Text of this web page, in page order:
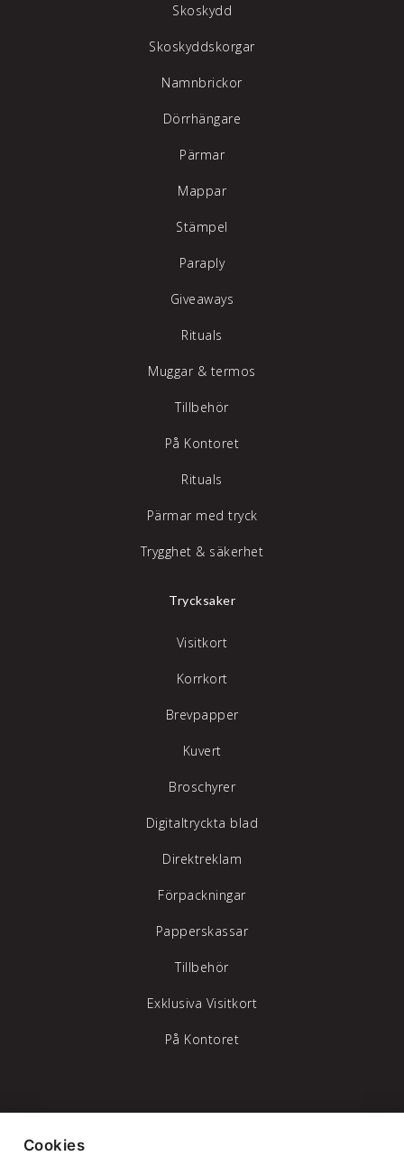
Skoskydd
Skoskyddskorgar
Namnbrickor
Dörrhängare
Pärmar
Mappar
Stämpel
Paraply
Giveaways
Rituals
Muggar & termos
Tillbehör
På Kontoret
Rituals
Pärmar med tryck
Trygghet & säkerhet
Trycksaker
Visitkort
Korrkort
Brevpapper
Kuvert
Broschyrer
Digitaltryckta blad
Direktreklam
Förpackningar
Papperskassar
Tillbehör
Exklusiva Visitkort
På Kontoret
Cookies